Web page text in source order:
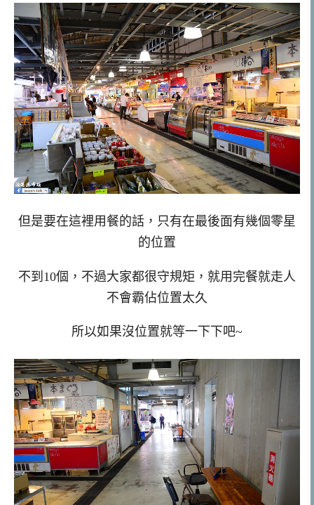
但是要在這裡用餐的話，只有在最後面有幾個零星
的位置
不到10個，不過大家都很守規矩，就用完餐就走人
不會霸佔位置太久
所以如果沒位置就等一下下吧~